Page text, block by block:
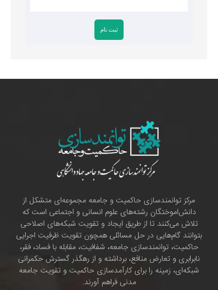
مرکز توانمندسازی حاکمیت و جامعه مجموعه‌ای متشکل از
دانش‌اموختگان رشته‌های علوم انسانی و اجتماعی است که
تلاش می‌کنند تا از طریق ایجاد و تقویت شبکه‌های اصلاحی
بتوانند گام‌هایی در حل مسائلی همچون تقویت ظرفیت اجرایی
حاکمیت، توانمندسازی جامعه، شفافیت، مقابله با فساد، فقر،
نابرابری و تعارض منافع، برداشته و از رهگذر گسترش حکمرانی
شبکه‌ای، زمینه را برای کارآمدسازی حاکمیت و تقویت جامعه
مدنی فراهم آورند.